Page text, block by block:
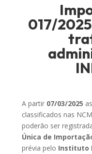
017/
A partir 07/03/2025
classificados nas NCM
poderão ser
Única de
prévia pelo Instituto